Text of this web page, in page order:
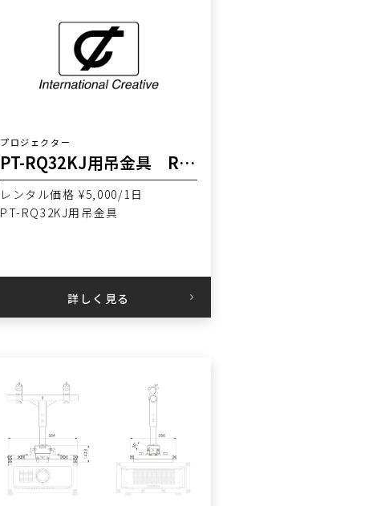
プロジェクター
PT-RQ32KJ用吊金具 RATEC
レンタル価格 ¥5,000/1日
PT-RQ32KJ用吊金具
詳しく見る